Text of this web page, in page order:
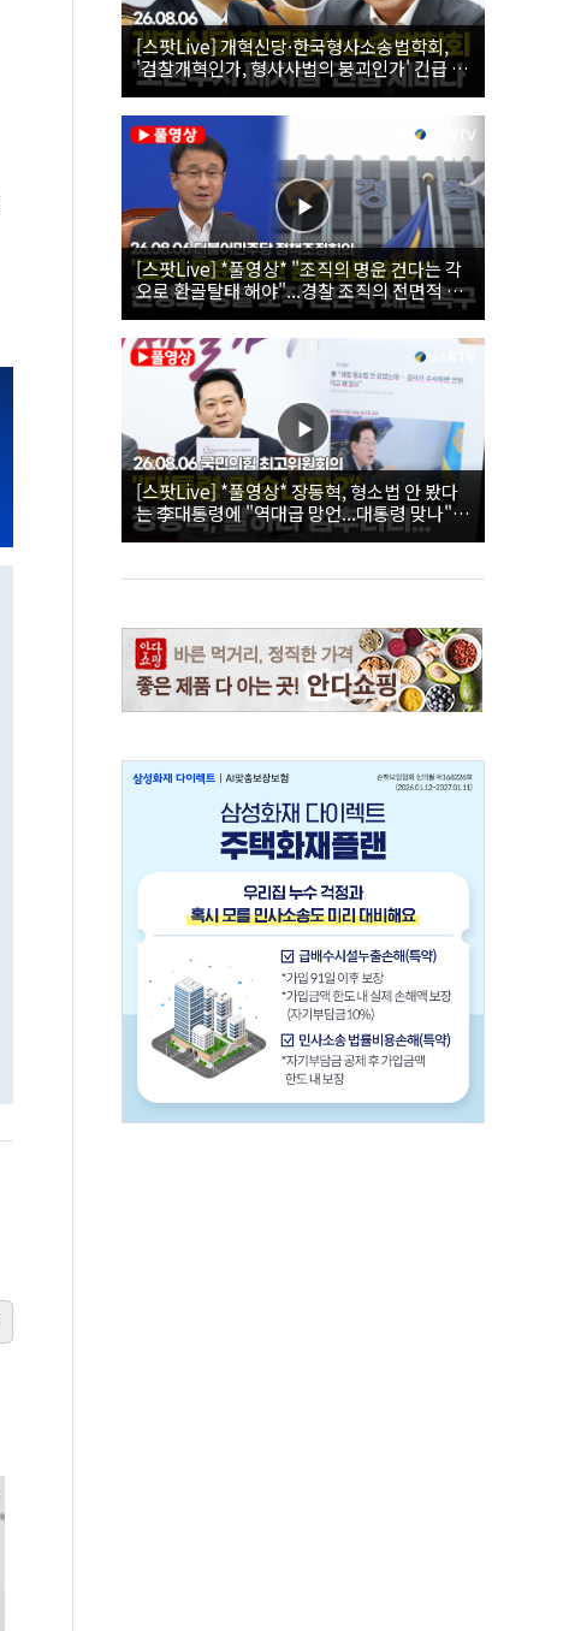
[스팟Live] 개혁신당·한국형사소송법학회,
'검찰개혁인가, 형사사법의 붕괴인가' 긴급 세
미나｜26.08.06
[스팟Live] *풀영상* "조직의 명운 건다는 각
오로 환골탈태 해야"...경찰 조직의 전면적 쇄
신 촉구한 한병도 | 26.08.06 더불어민주당 정
책조정회의
[스팟Live] *풀영상* 장동혁, 형소법 안 봤다
는 李대통령에 "역대급 망언...대통령 맞나"｜
26.08.06 국민의힘 최고위원회의